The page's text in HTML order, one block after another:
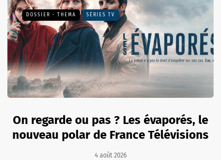
DOSSIER - THEMA SÉRIES TV
On regarde ou pas ? Les évaporés, le
nouveau polar de France Télévisions
4 août 2026